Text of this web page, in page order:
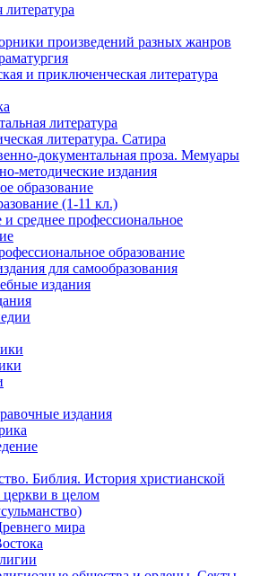
произведений разных жанров
и приключенческая литература
литература
литература. Сатира
документальная проза. Мемуары
методические издания
образование
(1-11 кл.)
и среднее профессиональное
образование
для самообразования
издания
издания
Библия. История христианской
в целом
мира